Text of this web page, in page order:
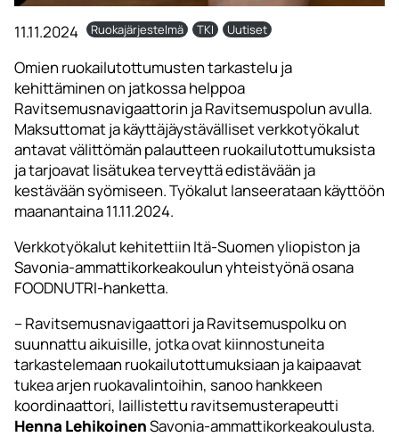
11.11.2024 Ruokajärjestelmä TKI Uutiset
Omien ruokailutottumusten tarkastelu ja
kehittäminen on jatkossa helppoa
Ravitsemusnavigaattorin ja Ravitsemuspolun avulla.
Maksuttomat ja käyttäjäystävälliset verkkotyökalut
antavat välittömän palautteen ruokailutottumuksista
ja tarjoavat lisätukea terveyttä edistävään ja
kestävään syömiseen. Työkalut lanseerataan käyttöön
maanantaina 11.11.2024.
Verkkotyökalut kehitettiin Itä-Suomen yliopiston ja
Savonia-ammattikorkeakoulun yhteistyönä osana
FOODNUTRI-hanketta.
– Ravitsemusnavigaattori ja Ravitsemuspolku on
suunnattu aikuisille, jotka ovat kiinnostuneita
tarkastelemaan ruokailutottumuksiaan ja kaipaavat
tukea arjen ruokavalintoihin, sanoo hankkeen
koordinaattori, laillistettu ravitsemusterapeutti
Henna LehikoinenSavonia-ammattikorkeakoulusta.